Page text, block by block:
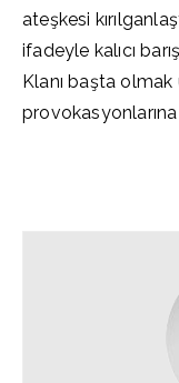
ateşkesi
ifadeyle kalıcı
Klanı başta olmak